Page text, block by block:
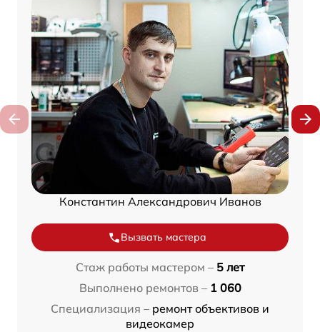
Константин Александрович Иванов
Вызвать мастера
Стаж работы мастером – 5 лет
Выполнено ремонтов – 1 060
Специализация – ремонт объективов и
видеокамер